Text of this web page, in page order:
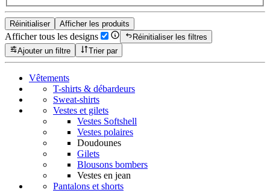
Réinitialiser Afficher les produits
Afficher tous les designs
Réinitialiser les filtres
Ajouter un filtre
Trier par
Vêtements
T-shirts & débardeurs
Sweat-shirts
Vestes et gilets
Vestes Softshell
Vestes polaires
Doudounes
Gilets
Blousons bombers
Vestes en jean
Pantalons et shorts